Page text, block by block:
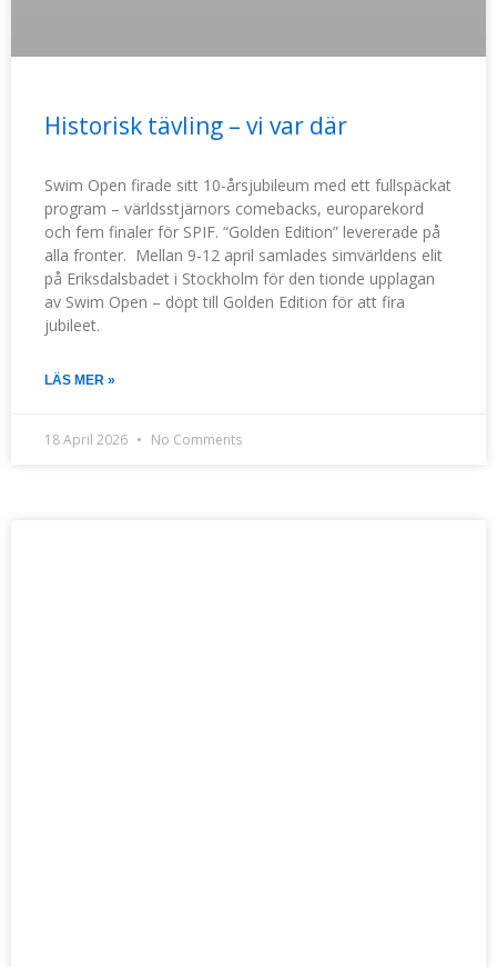
Historisk tävling – vi var där
Swim Open firade sitt 10-årsjubileum med ett fullspäckat
program – världsstjärnors comebacks, europarekord
och fem finaler för SPIF. “Golden Edition” levererade på
alla fronter. Mellan 9-12 april samlades simvärldens elit
på Eriksdalsbadet i Stockholm för den tionde upplagan
av Swim Open – döpt till Golden Edition för att fira
jubileet.
LÄS MER »
18 April 2026 No Comments